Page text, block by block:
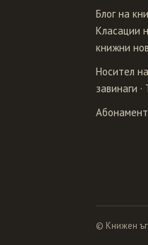
Блог на
Класации
книжни
Носител
завинаги ·
© Книжен